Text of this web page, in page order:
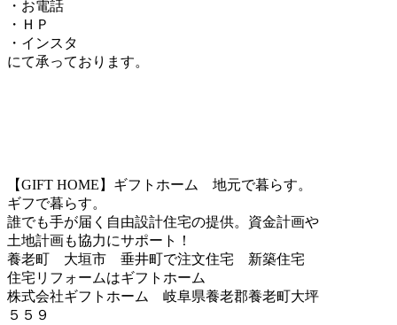
・お電話
・ＨＰ
・インスタ
にて承っております。
【GIFT HOME】ギフトホーム 地元で暮らす。
ギフで暮らす。
誰でも手が届く自由設計住宅の提供。資金計画や
土地計画も協力にサポート！
養老町 大垣市 垂井町で注文住宅 新築住宅
住宅リフォームはギフトホーム
株式会社ギフトホーム 岐阜県養老郡養老町大坪
５５９